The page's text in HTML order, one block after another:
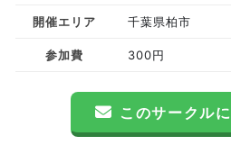
開催エリア 千葉県柏市
参加費 300円
このサークル